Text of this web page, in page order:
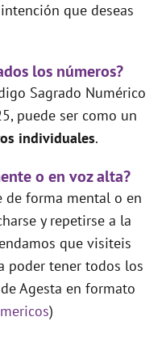
que deseas
los números?
Sagrado Numérico
puede ser como un
individuales.
o en voz alta?
de forma mental o en
y repetirse a la
que visiteis
poder tener todos los
Agesta en formato
)